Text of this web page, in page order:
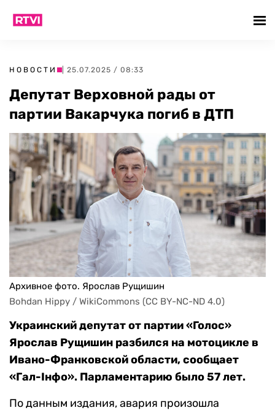
НОВОСТИ | 25.07.2025 / 08:33
Депутат Верховной рады от
партии Вакарчука погиб в ДТП
Архивное фото. Ярослав Рущишин
Bohdan Hippy / WikiCommons (CC BY-NC-ND 4.0)
Украинский депутат от партии «Голос»
Ярослав Рущишин разбился на мотоцикле в
Ивано-Франковской области, сообщает
«Гал-Iнфо». Парламентарию было 57 лет.
По данным издания, авария произошла